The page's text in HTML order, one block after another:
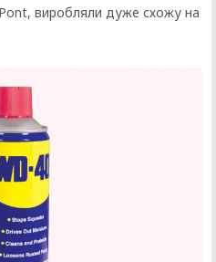
виробляли дуже схожу на